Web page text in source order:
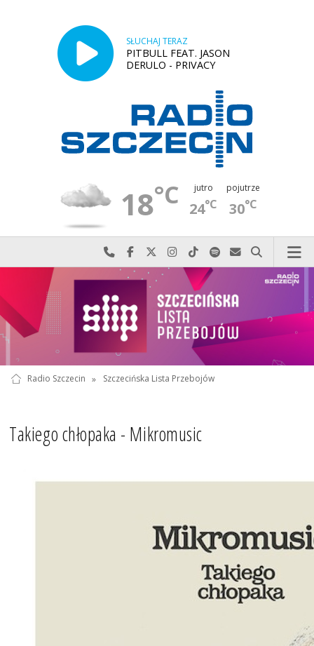
SŁUCHAJ TERAZ
PITBULL FEAT. JASON
DERULO - PRIVACY
18°C jutro
24°C
pojutrze
30°C
Najlepiej po prostu do nas zadzwoń
Odwiedź nas na Facebook-u
Odwiedź nas na X
Odwiedź nas na Instagram-ie
Odwiedź nas na TikTok-u
Szukaj nas na Spotify
Wyślij do nas
Szukaj
Radio Szczecin » Szczecińska Lista Przebojów
Takiego chłopaka - Mikromusic